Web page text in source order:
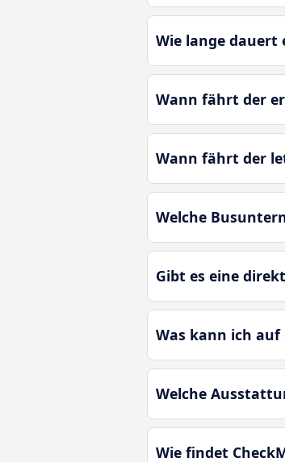
Wie lange dauert
Wann fährt der
Wann fährt der
Welche
Gibt es eine
Was kann ich
Welche
Wie findet